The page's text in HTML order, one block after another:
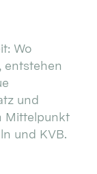
Wo
entstehen
und
Mittelpunkt
und KVB.